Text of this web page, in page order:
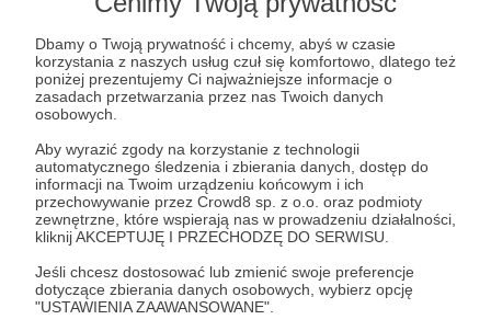
Dbamy o Twoją prywatność i chcemy, abyś w czasie
korzystania z naszych usług czuł się komfortowo, dlatego też
poniżej prezentujemy Ci najważniejsze informacje o
zasadach przetwarzania przez nas Twoich danych
osobowych.
Aby wyrazić zgody na korzystanie z technologii
automatycznego śledzenia i zbierania danych, dostęp do
informacji na Twoim urządzeniu końcowym i ich
przechowywanie przez Crowd8 sp. z o.o. oraz podmioty
zewnętrzne, które wspierają nas w prowadzeniu działalności,
kliknij AKCEPTUJĘ I PRZECHODZĘ DO SERWISU.
Jeśli chcesz dostosować lub zmienić swoje preferencje
dotyczące zbierania danych osobowych, wybierz opcję
"USTAWIENIA ZAAWANSOWANE".
Nie podawaj swoich danych logowania ani informacji
Sprawdź dokładnie adres URL, zanim klikniesz przycisk
"Tak, przejdź do strony".
Jeśli masz wątpliwości, wróć do Patronite i zweryfikuj
link.
Czy na pewno chcesz kontynuować?
Tak, przejdź do strony
Pozostań na Patronite